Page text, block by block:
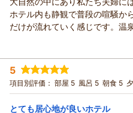
とうございます。
また貴重なご意見をお寄せい
し上げます。
私共は常々、お客様に快適な
おります。
今後もお客様より頂戴するお
スの向上に励んで参ります。
またのご来館を心よりお待ち
ホテル内も静観で普段の喧騒か
だけが流れていく感じです。温
る私もリハビリを兼ねて楽しみ
毎に工夫されていて美味しく頂
ークが私達は好きです）
従業員の方達も穏やかな対応で
姿がとても良いと思います。ま
宿泊時期： 2026年06月宿泊 (夫婦旅
投稿者： ヒロ坊さん
宿泊プラン： 【早割30】≪那須グル
ィナー】＝メイン料理以外は食べ放
宿泊価格帯： 15,001～16,000円(大人
5
項目別評価： 部屋 5 風呂 5 朝食 5
とても居心地が良いホテル